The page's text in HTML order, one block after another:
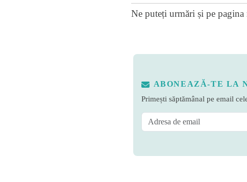
Ne puteți urmări și pe pagina
ABONEAZĂ-TE LA
Primești săptămânal pe email